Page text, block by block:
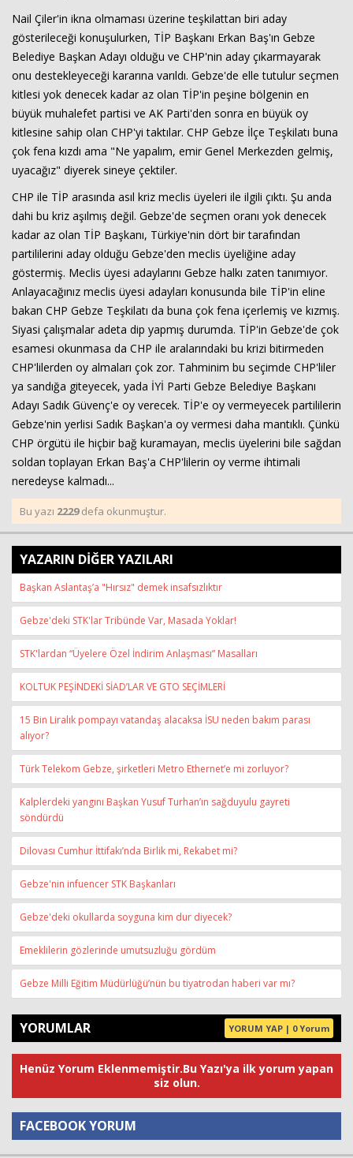
Nail Çiler'in ikna olmaması üzerine teşkilattan biri aday
gösterileceği konuşulurken, TİP Başkanı Erkan Baş'ın Gebze
Belediye Başkan Adayı olduğu ve CHP'nin aday çıkarmayarak
onu destekleyeceği kararına varıldı. Gebze'de elle tutulur seçmen
kitlesi yok denecek kadar az olan TİP'in peşine bölgenin en
büyük muhalefet partisi ve AK Parti'den sonra en büyük oy
kitlesine sahip olan CHP'yi taktılar. CHP Gebze İlçe Teşkilatı buna
çok fena kızdı ama "Ne yapalım, emir Genel Merkezden gelmiş,
uyacağız" diyerek sineye çektiler.
CHP ile TİP arasında asıl kriz meclis üyeleri ile ilgili çıktı. Şu anda
dahi bu kriz aşılmış değil. Gebze'de seçmen oranı yok denecek
kadar az olan TİP Başkanı, Türkiye'nin dört bir tarafından
partililerini aday olduğu Gebze'den meclis üyeliğine aday
göstermiş. Meclis üyesi adaylarını Gebze halkı zaten tanımıyor.
Anlayacağınız meclis üyesi adayları konusunda bile TİP'in eline
bakan CHP Gebze Teşkilatı da buna çok fena içerlemiş ve kızmış.
Siyasi çalışmalar adeta dip yapmış durumda. TİP'in Gebze'de çok
esamesi okunmasa da CHP ile aralarındaki bu krizi bitirmeden
CHP'lilerden oy almaları çok zor. Tahminim bu seçimde CHP'liler
ya sandığa giteyecek, yada İYİ Parti Gebze Belediye Başkanı
Adayı Sadık Güvenç'e oy verecek. TİP'e oy vermeyecek partililerin
Gebze'nin yerlisi Sadık Başkan'a oy vermesi daha mantıklı. Çünkü
CHP örgütü ile hiçbir bağ kuramayan, meclis üyelerini bile sağdan
soldan toplayan Erkan Baş'a CHP'lilerin oy verme ihtimali
neredeyse kalmadı...
Bu yazı 2229defa okunmuştur.
YAZARIN DİĞER YAZILARI
Başkan Aslantaş’a "Hırsız" demek insafsızlıktır
Gebze'deki STK'lar Tribünde Var, Masada Yoklar!
STK'lardan “Üyelere Özel İndirim Anlaşması” Masalları
KOLTUK PEŞİNDEKİ SİAD’LAR VE GTO SEÇİMLERİ
15 Bin Liralık pompayı vatandaş alacaksa İSU neden bakım parası
alıyor?
Türk Telekom Gebze, şirketleri Metro Ethernet’e mi zorluyor?
Kalplerdeki yangını Başkan Yusuf Turhan’ın sağduyulu gayreti
söndürdü
Dilovası Cumhur İttifakı’nda Birlik mi, Rekabet mi?
Gebze'nin infuencer STK Başkanları
Gebze'deki okullarda soyguna kim dur diyecek?
Emeklilerin gözlerinde umutsuzluğu gördüm
Gebze Milli Eğitim Müdürlüğü’nün bu tiyatrodan haberi var mı?
YORUMLAR YORUM YAP | 0 Yorum
Henüz Yorum Eklenmemiştir.Bu Yazı'ya ilk yorum yapan
siz olun.
FACEBOOK YORUM
Haberin Doğru Adresi.